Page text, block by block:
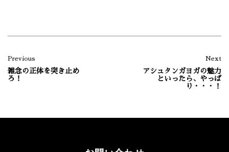
Previous
雑念の正体を突き止め
ろ！
Next
アシュタンガヨガの魅力
といったら、やっぱ
り・・・！